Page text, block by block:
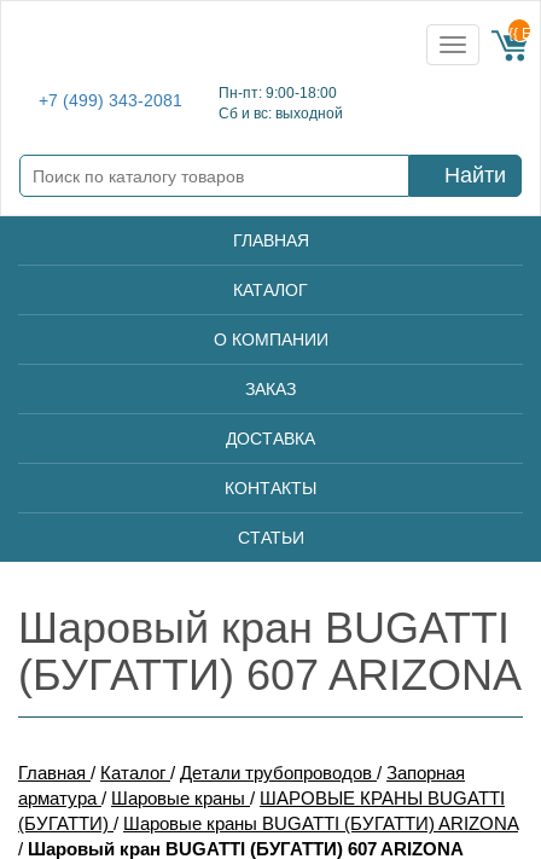
+7 (499) 343-2081
Пн-пт: 9:00-18:00
Сб и вс: выходной
Toggle
navigation
{{
Найти
ГЛАВНАЯ
КАТАЛОГ
О КОМПАНИИ
ЗАКАЗ
ДОСТАВКА
КОНТАКТЫ
СТАТЬИ
Шаровый кран BUGATTI
(БУГАТТИ) 607 ARIZONA
Главная / Каталог / Детали трубопроводов / Запорная
арматура / Шаровые краны / ШАРОВЫЕ КРАНЫ BUGATTI
(БУГАТТИ) / Шаровые краны BUGATTI (БУГАТТИ) ARIZONA
/ Шаровый кран BUGATTI (БУГАТТИ) 607 ARIZONA